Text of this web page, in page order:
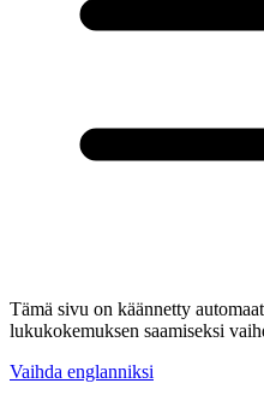
Tämä sivu on käännetty
lukukokemuksen saamiseksi
Vaihda englanniksi